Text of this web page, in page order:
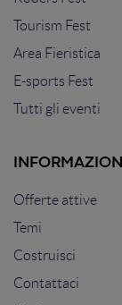
Tourism Fest
Area Fieristica
E-sports Fest
Tutti gli eventi
INFORMAZIONI
Offerte attive
Temi
Costruisci
Contattaci